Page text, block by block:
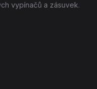
vypínačů a zásuvek.